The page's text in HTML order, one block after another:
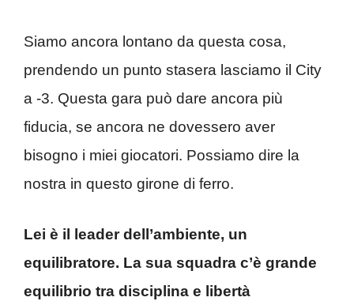
Siamo ancora lontano da questa cosa,
prendendo un punto stasera lasciamo il City
a -3. Questa gara può dare ancora più
fiducia, se ancora ne dovessero aver
bisogno i miei giocatori. Possiamo dire la
nostra in questo girone di ferro.
Lei è il leader dell’ambiente, un
equilibratore. La sua squadra c’è grande
equilibrio tra disciplina e libertà